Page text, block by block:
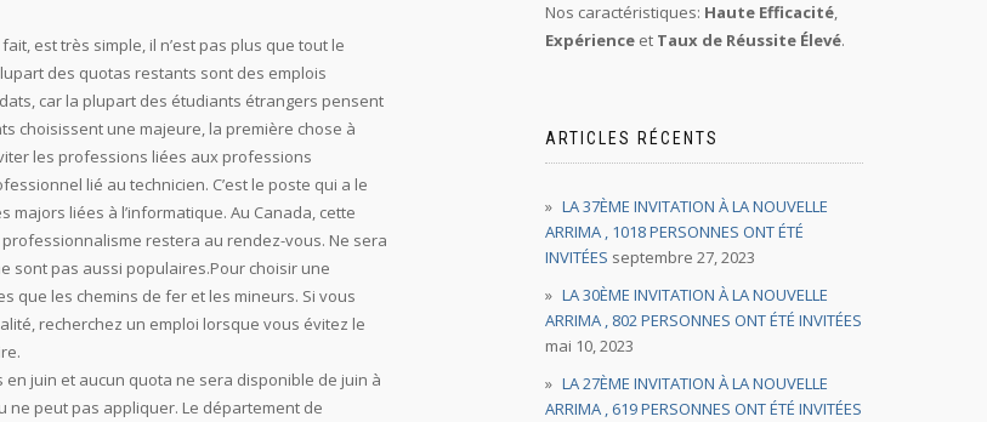
est très simple, il n’est pas plus que tout le
des quotas restants sont des emplois
car la plupart des étudiants étrangers pensent
choisissent une majeure, la première chose à
les professions liées aux professions
lié au technicien. C’est le poste qui a le
majors liées à l’informatique. Au Canada, cette
restera au rendez-vous. Ne sera
sont pas aussi populaires.Pour choisir une
que les chemins de fer et les mineurs. Si vous
recherchez un emploi lorsque vous évitez le
juin et aucun quota ne sera disponible de juin à
ne peut pas appliquer. Le département de
Nos caractéristiques: Haute Efficacité,
Expérienceet Taux de Réussite Élevé.
ARTICLES RÉCENTS
LA 37ÈME INVITATION À LA NOUVELLE
ARRIMA , 1018 PERSONNES ONT ÉTÉ
INVITÉES septembre 27, 2023
LA 30ÈME INVITATION À LA NOUVELLE
ARRIMA , 802 PERSONNES ONT ÉTÉ INVITÉES
mai 10, 2023
LA 27ÈME INVITATION À LA NOUVELLE
ARRIMA , 619 PERSONNES ONT ÉTÉ INVITÉES